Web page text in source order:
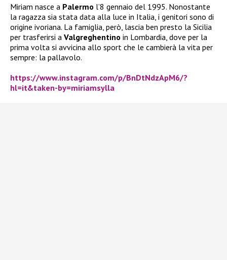
Miriam nasce a Palermo l’8 gennaio del 1995. Nonostante
la ragazza sia stata data alla luce in Italia, i genitori sono di
origine ivoriana. La famiglia, però, lascia ben presto la Sicilia
per trasferirsi a Valgreghentino in Lombardia, dove per la
prima volta si avvicina allo sport che le cambierà la vita per
sempre: la pallavolo.
https://www.instagram.com/p/BnDtNdzApM6/?
hl=it&taken-by=miriamsylla